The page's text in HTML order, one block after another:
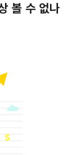
볼 수 없나